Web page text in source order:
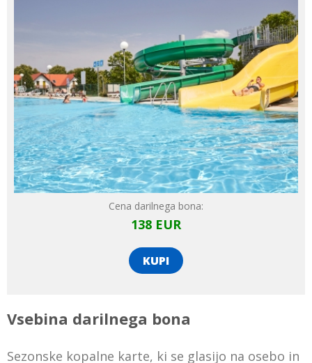
Cena darilnega bona:
138 EUR
KUPI
Vsebina darilnega bona
Sezonske kopalne karte, ki se glasijo na osebo in